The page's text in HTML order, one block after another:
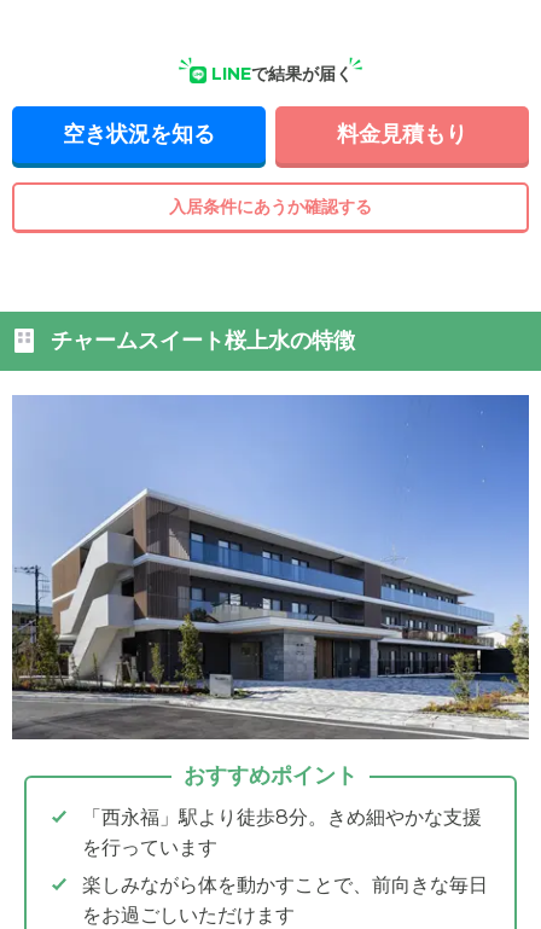
LINEで結果が届く
空き状況を知る 料金見積もり
入居条件にあうか確認する
チャームスイート桜上水の特徴
おすすめポイント
「西永福」駅より徒歩8分。きめ細やかな支援
を行っています
楽しみながら体を動かすことで、前向きな毎日
をお過ごしいただけます